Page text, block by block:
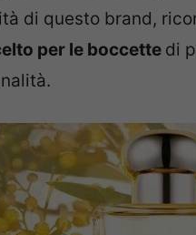
di questo brand,
per le boccette di